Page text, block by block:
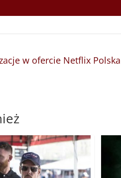
w ofercie Netflix